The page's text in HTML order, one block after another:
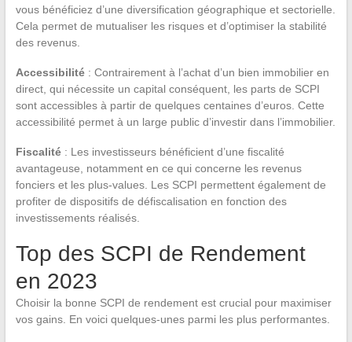
vous bénéficiez d’une diversification géographique et sectorielle.
Cela permet de mutualiser les risques et d’optimiser la stabilité
des revenus.
Accessibilité: Contrairement à l’achat d’un bien immobilier en
direct, qui nécessite un capital conséquent, les parts de SCPI
sont accessibles à partir de quelques centaines d’euros. Cette
accessibilité permet à un large public d’investir dans l’immobilier.
Fiscalité: Les investisseurs bénéficient d’une fiscalité
avantageuse, notamment en ce qui concerne les revenus
fonciers et les plus-values. Les SCPI permettent également de
profiter de dispositifs de défiscalisation en fonction des
investissements réalisés.
Top des SCPI de Rendement
en 2023
Choisir la bonne SCPI de rendement est crucial pour maximiser
vos gains. En voici quelques-unes parmi les plus performantes.